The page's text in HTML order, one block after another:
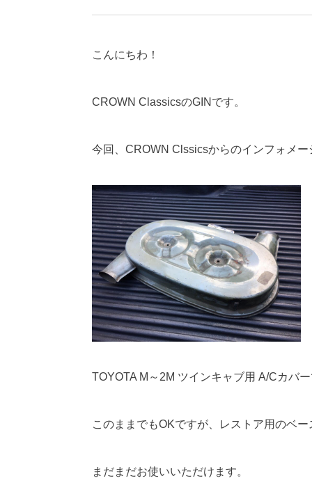
こんにちわ！
CROWN ClassicsのGINです。
今回、CROWN Clssicsからのインフォメー
TOYOTA M～2M ツインキャブ用 A/Cカバー
このままでもOKですが、レストア用のベー
まだまだお使いいただけます。